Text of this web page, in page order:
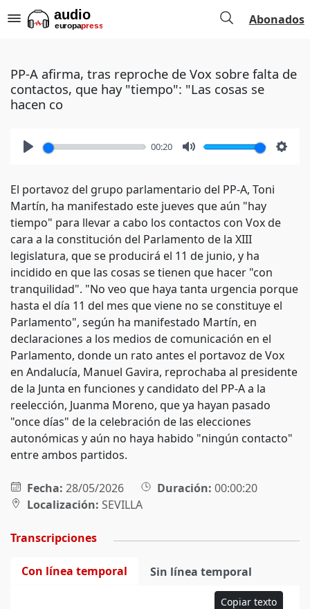
Abonados
PP-A afirma, tras reproche de Vox sobre falta de
contactos, que hay "tiempo": "Las cosas se
hacen co
00:20
El portavoz del grupo parlamentario del PP-A, Toni
Martín, ha manifestado este jueves que aún "hay
tiempo" para llevar a cabo los contactos con Vox de
cara a la constitución del Parlamento de la XIII
legislatura, que se producirá el 11 de junio, y ha
incidido en que las cosas se tienen que hacer "con
tranquilidad". "No veo que haya tanta urgencia porque
hasta el día 11 del mes que viene no se constituye el
Parlamento", según ha manifestado Martín, en
declaraciones a los medios de comunicación en el
Parlamento, donde un rato antes el portavoz de Vox
en Andalucía, Manuel Gavira, reprochaba al presidente
de la Junta en funciones y candidato del PP-A a la
reelección, Juanma Moreno, que ya hayan pasado
"once días" de la celebración de las elecciones
autonómicas y aún no haya habido "ningún contacto"
entre ambos partidos.
Fecha: 28/05/2026 Duración: 00:00:20
Localización: SEVILLA
Transcripciones
Con línea temporal Sin línea temporal
Copiar texto